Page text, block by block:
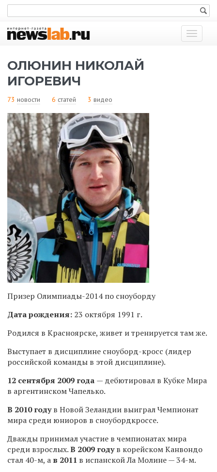
Показать
меню
ОЛЮНИН НИКОЛАЙ
ИГОРЕВИЧ
73 новости 6 статей 3 видео
Призер Олимпиады-2014 по сноуборду
Дата рождения: 23 октября 1991 г.
Родился в Красноярске, живет и тренируется там же.
Выступает в дисциплине сноуборд-кросс (лидер
российской команды в этой дисциплине).
12 сентября 2009 года — дебютировал в Кубке Мира
в аргентинском Чапелько.
В 2010 годув Новой Зеландии выиграл Чемпионат
мира среди юниоров в сноубордкроссе.
Дважды принимал участие в чемпионатах мира
среди взрослых.В 2009 годув корейском Канвондо
стал 40-м, а в 2011 в испанской Ла Молине —34-м.